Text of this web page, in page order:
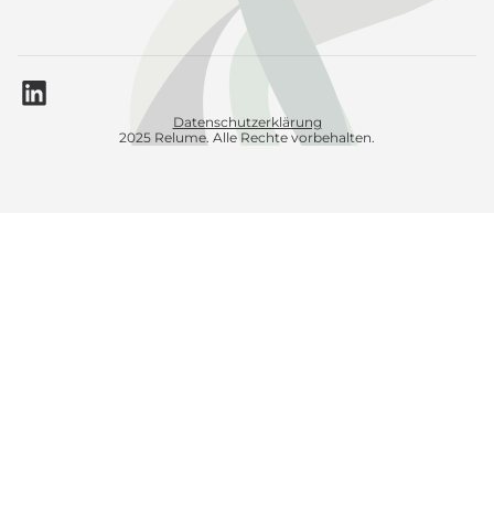
Datenschutzerklärung
2025 Relume. Alle Rechte vorbehalten.